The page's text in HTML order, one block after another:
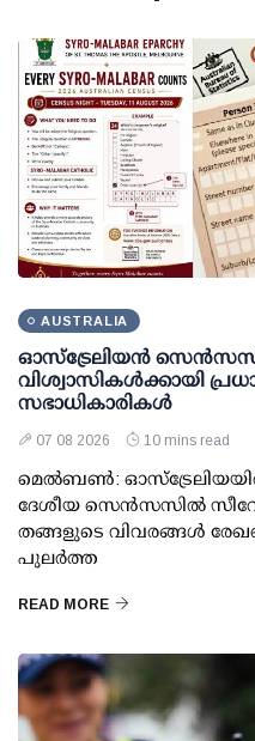
AUSTRALIA
ഓസ്ട്രേലിയൻ സെൻസസ്
വിശ്വാസികൾക്കായി
സഭാധികാരികൾ
07 08 2026 10 mins read
മെൽബൺ: ഓസ്ട്രേലിയയിൽ
ദേശീയ സെൻസസിൽ
തങ്ങളുടെ വിവരങ്ങൾ
പുലർത്ത
READ MORE